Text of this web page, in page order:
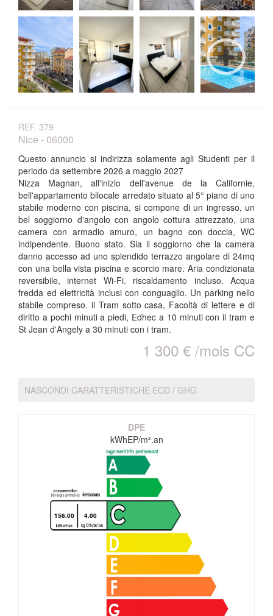
REF. 379
Nice - 06000
Questo annuncio si indirizza solamente agli Studenti per il
periodo da settembre 2026 a maggio 2027
Nizza Magnan, all'inizio dell'avenue de la Californie,
bell'appartamento bilocale arredato situato al 5° piano di uno
stabile moderno con piscina, si compone di un ingresso, un
bel soggiorno d'angolo con angolo cottura attrezzato, una
camera con armadio amuro, un bagno con doccia, WC
indipendente. Buono stato. Sia il soggiorno che la camera
danno accesso ad uno splendido terrazzo angolare di 24mq
con una bella vista piscina e scorcio mare. Aria condizionata
reversibile, internet Wi-Fi. riscaldamento incluso. Acqua
fredda ed elettricità inclusi con conguaglio. Un parking nello
stabile compreso. il Tram sotto casa, Facoltà di lettere e di
diritto a pochi minuti a piedi, Edhec a 10 minuti con il tram e
St Jean d'Angely a 30 minuti con i tram.
1 300 € /mois CC
NASCONDI CARATTERISTICHE ECD / GHG
DPE
kWhEP/m².an
156.00 4.00